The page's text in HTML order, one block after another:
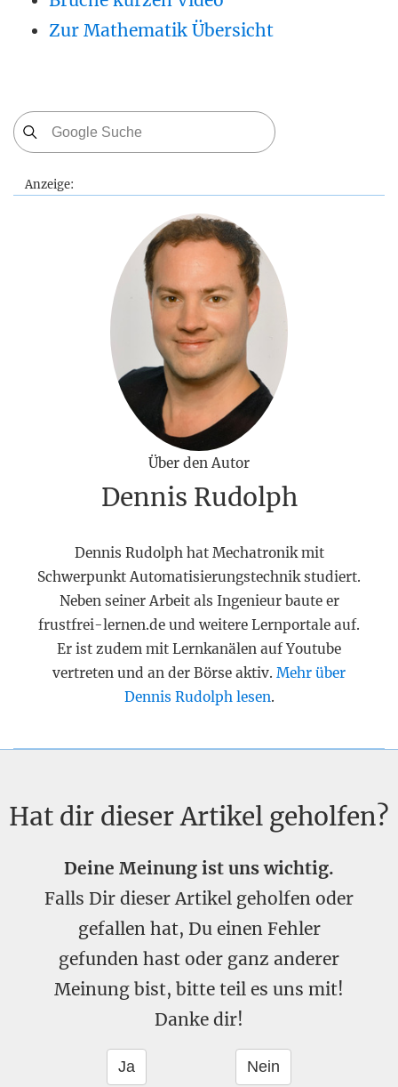
Zur Mathematik Übersicht
Anzeige:
Über den Autor
Dennis Rudolph
Dennis Rudolph hat Mechatronik mit
Schwerpunkt Automatisierungstechnik studiert.
Neben seiner Arbeit als Ingenieur baute er
frustfrei-lernen.de und weitere Lernportale auf.
Er ist zudem mit Lernkanälen auf Youtube
vertreten und an der Börse aktiv. Mehr über
Dennis Rudolph lesen.
Hat dir dieser Artikel geholfen?
Deine Meinung ist uns wichtig.
Falls Dir dieser Artikel geholfen oder
gefallen hat, Du einen Fehler
gefunden hast oder ganz anderer
Meinung bist, bitte teil es uns mit!
Danke dir!